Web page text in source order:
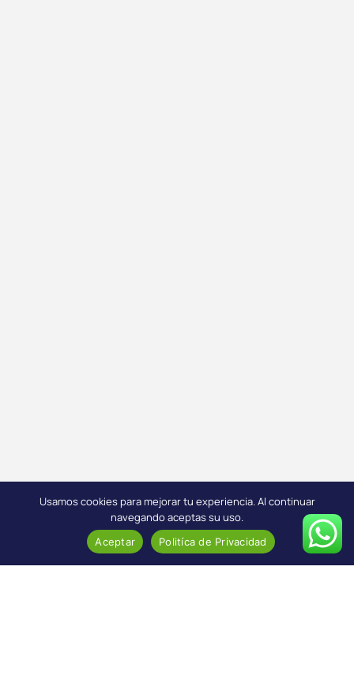
Usamos cookies para mejorar tu experiencia. Al continuar
navegando aceptas su uso.
Aceptar Politíca de Privacidad